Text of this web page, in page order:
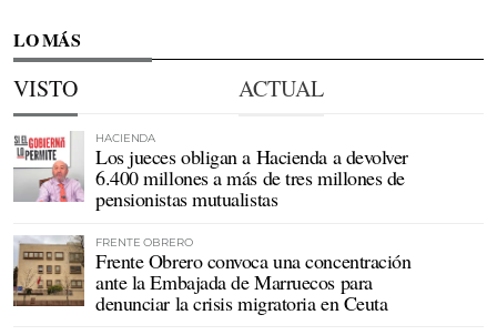
LO MÁS
VISTO ACTUAL
HACIENDA
Los jueces obligan a Hacienda a devolver
6.400 millones a más de tres millones de
pensionistas mutualistas
FRENTE OBRERO
Frente Obrero convoca una concentración
ante la Embajada de Marruecos para
denunciar la crisis migratoria en Ceuta